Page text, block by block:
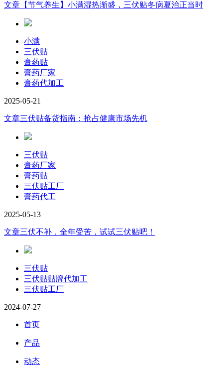
文章 【节气养生】小满湿热渐盛，三伏贴冬病夏治正当时
小满
三伏贴
膏药贴
膏药厂家
膏药代加工
2025-05-21
文章三伏贴备货指南：抢占健康市场先机
三伏贴
膏药厂家
膏药贴
三伏贴工厂
膏药代工
2025-05-13
文章三伏不补，全年受苦，试试三伏贴吧！
三伏贴
三伏贴贴牌代加工
三伏贴工厂
2024-07-27
首页
产品
动态